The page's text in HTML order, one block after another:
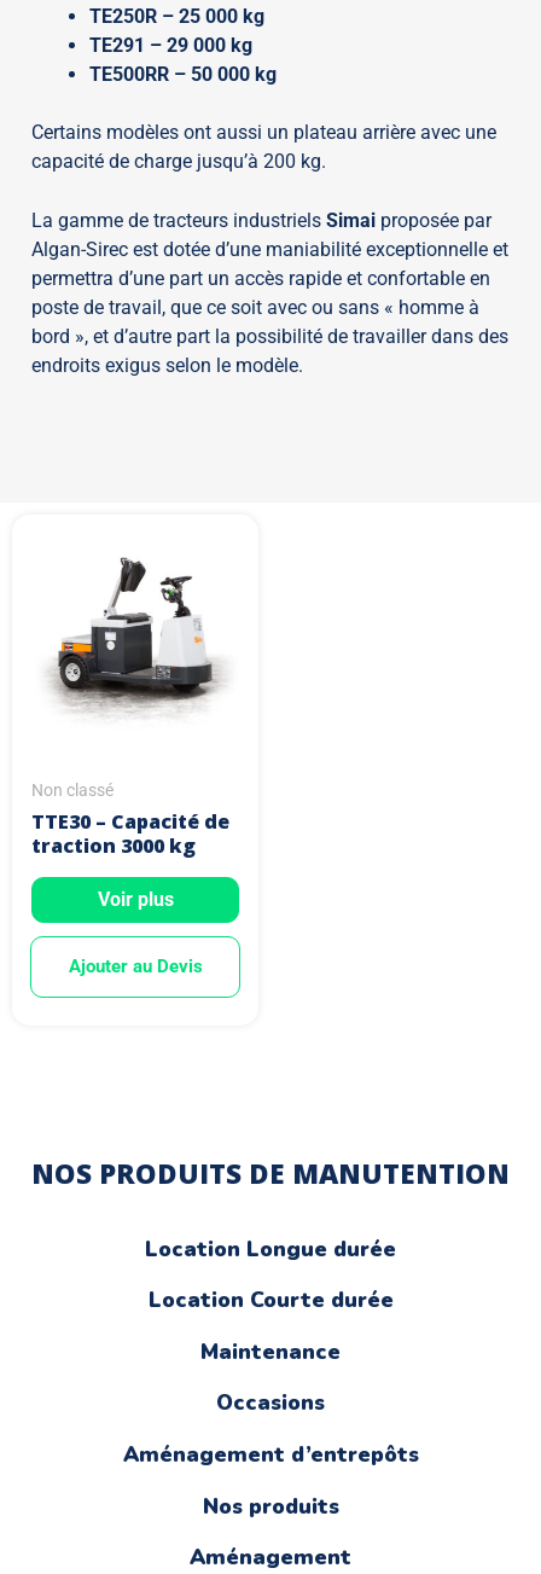
TE250R – 25 000 kg
TE291 – 29 000 kg
TE500RR – 50 000 kg
Certains modèles ont aussi un plateau arrière avec une
capacité de charge jusqu’à 200 kg.
La gamme de tracteurs industriels Simai proposée par
Algan-Sirec est dotée d’une maniabilité exceptionnelle et
permettra d’une part un accès rapide et confortable en
poste de travail, que ce soit avec ou sans « homme à
bord », et d’autre part la possibilité de travailler dans des
endroits exigus selon le modèle.
Non classé
TTE30 – Capacité de
traction 3000 kg
Voir plus
Ajouter au Devis
NOS PRODUITS DE MANUTENTION
Location Longue durée
Location Courte durée
Maintenance
Occasions
Aménagement d’entrepôts
Nos produits
Aménagement